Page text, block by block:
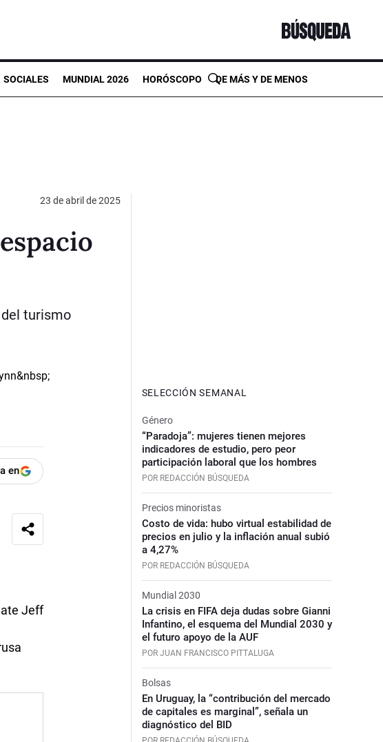
SOCIALES MUNDIAL 2026 HORÓSCOPO DE MÁS Y DE MENOS
23 de abril de 2025
turismo
en
Jeff
SELECCIÓN SEMANAL
Género
“Paradoja”: mujeres tienen mejores
indicadores de estudio, pero peor
participación laboral que los hombres
POR REDACCIÓN BÚSQUEDA
Precios minoristas
Costo de vida: hubo virtual estabilidad de
precios en julio y la inflación anual subió
a 4,27%
POR REDACCIÓN BÚSQUEDA
Mundial 2030
La crisis en FIFA deja dudas sobre Gianni
Infantino, el esquema del Mundial 2030 y
el futuro apoyo de la AUF
POR JUAN FRANCISCO PITTALUGA
Bolsas
En Uruguay, la “contribución del mercado
de capitales es marginal”, señala un
diagnóstico del BID